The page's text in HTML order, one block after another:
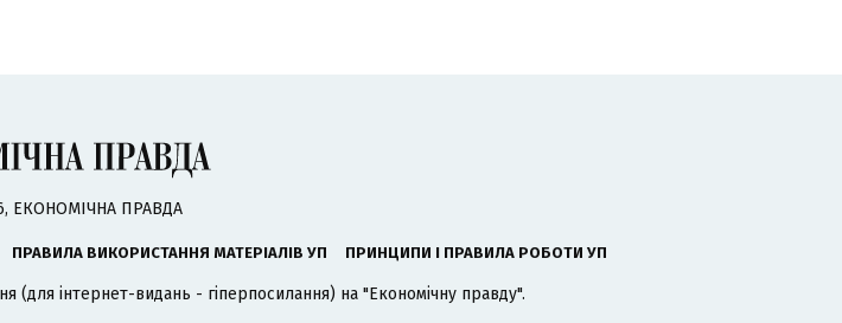
ЕКОНОМІЧНА ПРАВДА
ПРАВИЛА ВИКОРИСТАННЯ МАТЕРІАЛІВ УП ПРИНЦИПИ І ПРАВИЛА РОБОТИ УП
(для інтернет-видань - гіперпосилання) на "Економічну правду".